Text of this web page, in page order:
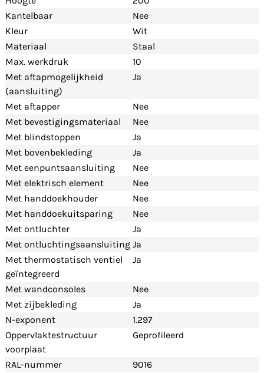
Kantelbaar
Nee
Kleur
Wit
Materiaal
Staal
Max. werkdruk
10
Met aftapmogelijkheid
(aansluiting)
Ja
Met aftapper
Nee
Met bevestigingsmateriaal
Nee
Met blindstoppen
Ja
Met bovenbekleding
Ja
Met eenpuntsaansluiting
Nee
Met elektrisch element
Nee
Met handdoekhouder
Nee
Met handdoekuitsparing
Nee
Met ontluchter
Ja
Met ontluchtingsaansluiting Ja
Met thermostatisch ventiel
geïntegreerd
Ja
Met wandconsoles
Nee
Met zijbekleding
Ja
N-exponent
1.297
Oppervlaktestructuur
voorplaat
Geprofileerd
RAL-nummer
9016